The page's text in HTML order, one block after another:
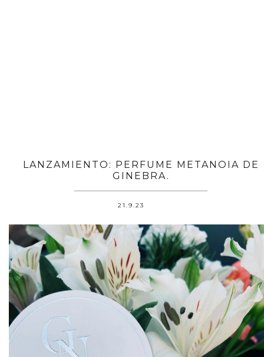
LANZAMIENTO: PERFUME METANOIA DE
GINEBRA.
21.9.23